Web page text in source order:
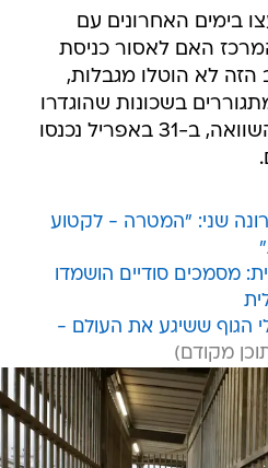
בימים האחרונים עם
האם לאסור כניסת
הזה לא הוטלו מגבלות,
בשכונות שהוגדרו
כמוקדי תחלואה. לשם השוואה, ב-31 באפריל נכנסו
שני: "המטרה - לקטוע
מסמכים סודיים הושמדו
הגוף ששיגע את העולם -